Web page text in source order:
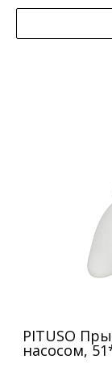
PITUSO
насосом,